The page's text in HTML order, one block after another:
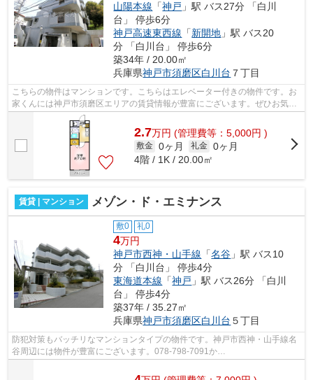
山陽本線 「神戸 」駅 バス27分 「白川
台」 停歩6分
神戸高速東西線 「新開地 」駅 バス20
分 「白川台」 停歩6分
築34年 / 20.00㎡
兵庫県神戸市須磨区白川台 ７丁目
こちらの物件はマンションです。こちらはエレベーター付きの物件です。お
家くんには神戸市須磨区エリアの賃貸情報が豊富にございます。ぜひお気軽
に078-798-7091またはouchikun@kofusa...
2.7万円 (管理費等：5,000円 )
敷金 0ヶ月 礼金 0ヶ月
4階 / 1K / 20.00㎡
賃貸 | マンション メゾン・ド・エミナンス
敷0 礼0
4万円
神戸市西神・山手線 「名谷 」駅 バス10
分 「白川台」 停歩4分
東海道本線 「神戸 」駅 バス26分 「白川
台」 停歩4分
築37年 / 35.27㎡
兵庫県神戸市須磨区白川台 ５丁目
防犯対策もバッチリなマンションタイプの物件です。神戸市西神・山手線名
谷周辺には物件が豊富にございます。078-798-7091か